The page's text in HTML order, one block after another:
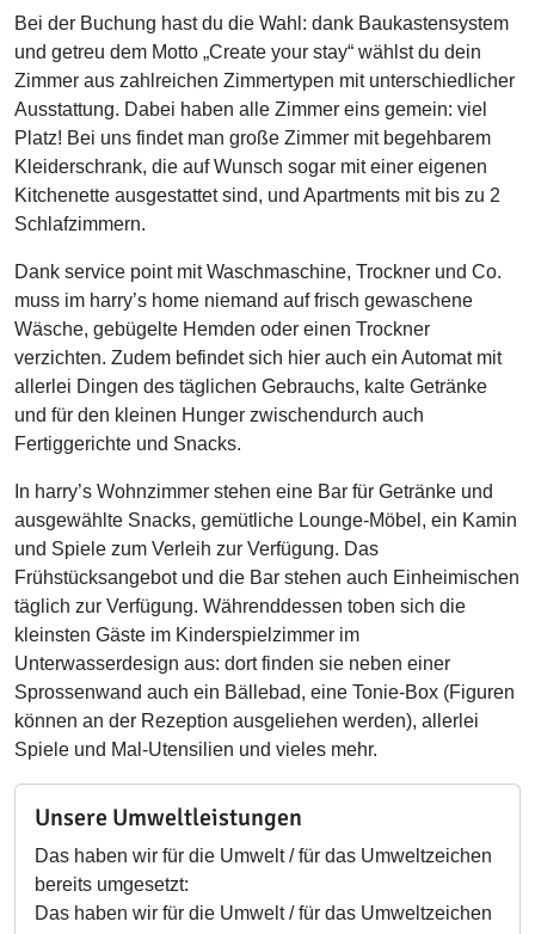
Bei der Buchung hast du die Wahl: dank Baukastensystem
und getreu dem Motto „Create your stay“ wählst du dein
Zimmer aus zahlreichen Zimmertypen mit unterschiedlicher
Ausstattung. Dabei haben alle Zimmer eins gemein: viel
Platz! Bei uns findet man große Zimmer mit begehbarem
Kleiderschrank, die auf Wunsch sogar mit einer eigenen
Kitchenette ausgestattet sind, und Apartments mit bis zu 2
Schlafzimmern.
Dank service point mit Waschmaschine, Trockner und Co.
muss im harry’s home niemand auf frisch gewaschene
Wäsche, gebügelte Hemden oder einen Trockner
verzichten. Zudem befindet sich hier auch ein Automat mit
allerlei Dingen des täglichen Gebrauchs, kalte Getränke
und für den kleinen Hunger zwischendurch auch
Fertiggerichte und Snacks.
In harry’s Wohnzimmer stehen eine Bar für Getränke und
ausgewählte Snacks, gemütliche Lounge-Möbel, ein Kamin
und Spiele zum Verleih zur Verfügung. Das
Frühstücksangebot und die Bar stehen auch Einheimischen
täglich zur Verfügung. Währenddessen toben sich die
kleinsten Gäste im Kinderspielzimmer im
Unterwasserdesign aus: dort finden sie neben einer
Sprossenwand auch ein Bällebad, eine Tonie-Box (Figuren
können an der Rezeption ausgeliehen werden), allerlei
Spiele und Mal-Utensilien und vieles mehr.
Unsere Umweltleistungen
Das haben wir für die Umwelt / für das Umweltzeichen
bereits umgesetzt:
Das haben wir für die Umwelt / für das Umweltzeichen